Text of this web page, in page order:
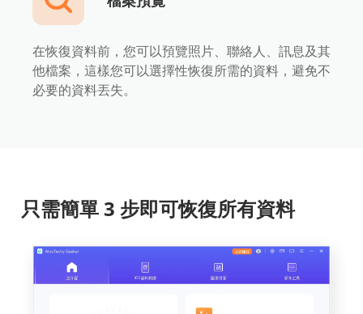
在恢復資料前，您可以預覽照片、聯絡人、訊息及其
他檔案，這樣您可以選擇性恢復所需的資料，避免不
必要的資料丟失。
只需簡單 3 步即可恢復所有資料